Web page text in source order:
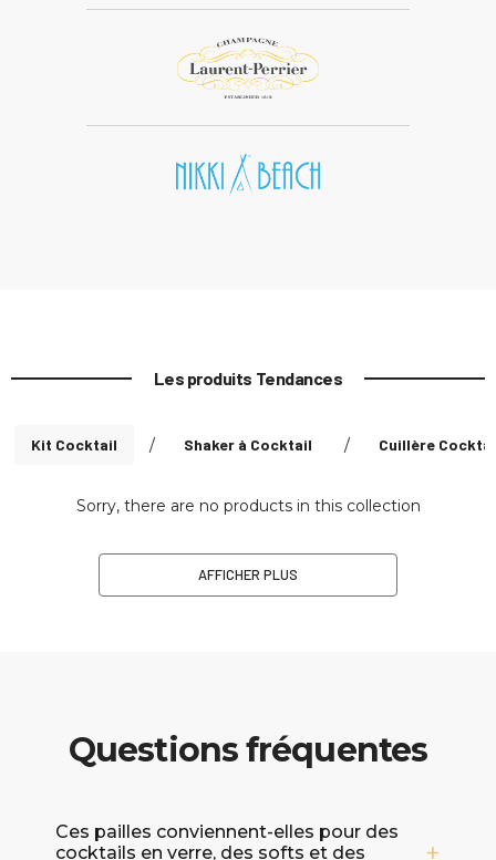
Les produits Tendances
Kit Cocktail / Shaker à Cocktail / Cuillère
Sorry, there are no products in this collection
AFFICHER PLUS
Questions fréquentes
Ces pailles conviennent-elles pour des
cocktails en verre, des softs et des